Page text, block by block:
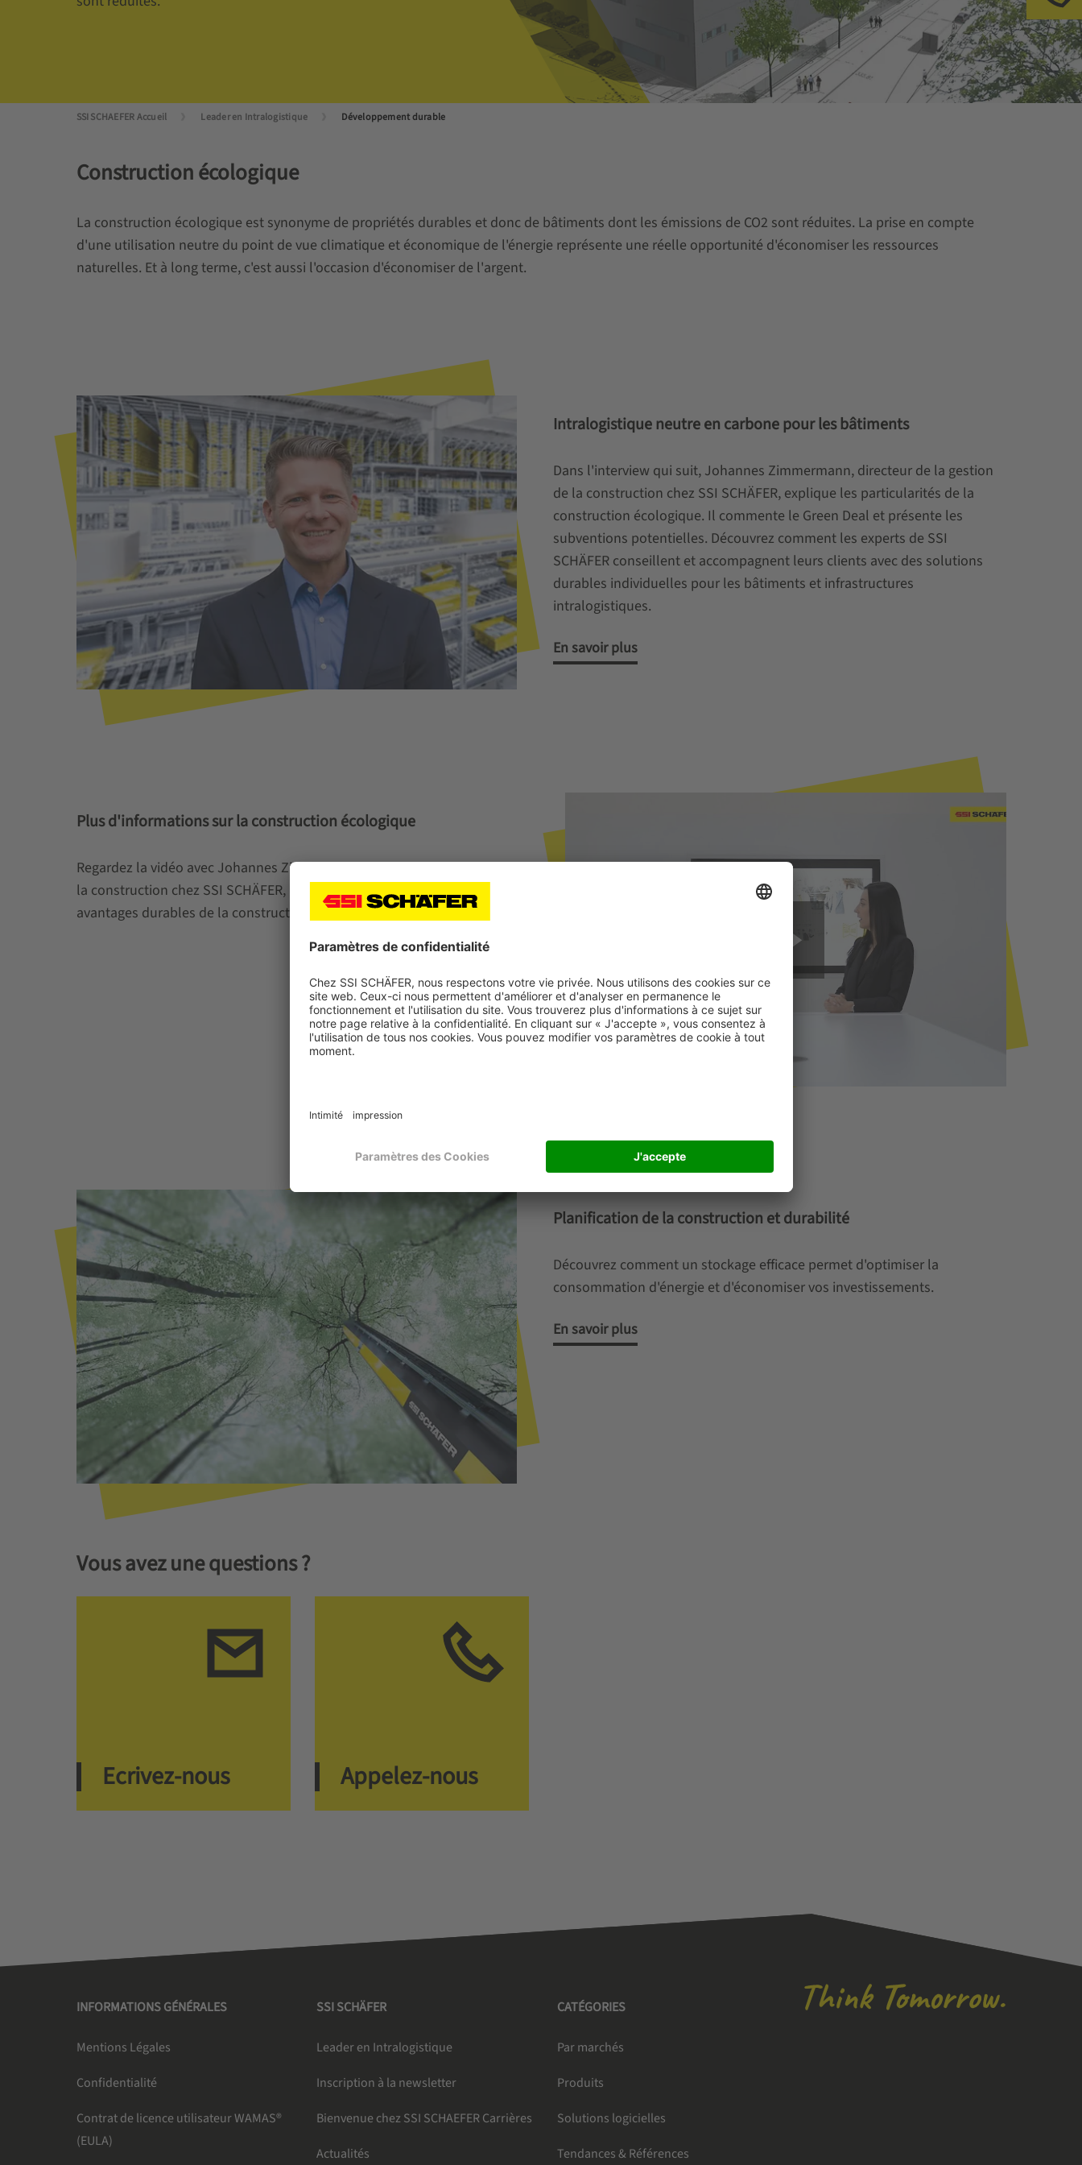
SSI SCHAEFER Accueil Leader en Intralogistique Développement durable
Construction écologique
La construction écologique est synonyme de propriétés durables et donc de bâtiments dont les émissions de CO2 sont réduites. La prise en compte
d'une utilisation neutre du point de vue climatique et économique de l'énergie représente une réelle opportunité d'économiser les ressources
naturelles. Et à long terme, c'est aussi l'occasion d'économiser de l'argent.
Intralogistique neutre en carbone pour les bâtiments
Dans l'interview qui suit, Johannes Zimmermann, directeur de la gestion
de la construction chez SSI SCHÄFER, explique les particularités de la
construction écologique. Il commente le Green Deal et présente les
subventions potentielles. Découvrez comment les experts de SSI
SCHÄFER conseillent et accompagnent leurs clients avec des solutions
durables individuelles pour les bâtiments et infrastructures
intralogistiques.
En savoir plus
Plus d'informations sur la construction écologique
Regardez la vidéo avec Johannes Zimmermann, directeur de la gestion de
la construction chez SSI SCHÄFER, pour en savoir plus sur les principaux
avantages durables de la construction écologique.
Planification de la construction et durabilité
Découvrez comment un stockage efficace permet d'optimiser la
consommation d'énergie et d'économiser vos investissements.
En savoir plus
Vous avez une questions ?
Ecrivez-nous Appelez-nous
INFORMATIONS GÉNÉRALES
Mentions Légales
Confidentialité
Contrat de licence utilisateur WAMAS®
(EULA)
SSI SCHÄFER
Leader en Intralogistique
Inscription à la newsletter
Bienvenue chez SSI SCHAEFER Carrières
Actualités
CATÉGORIES
Par marchés
Produits
Solutions logicielles
Tendances & Références